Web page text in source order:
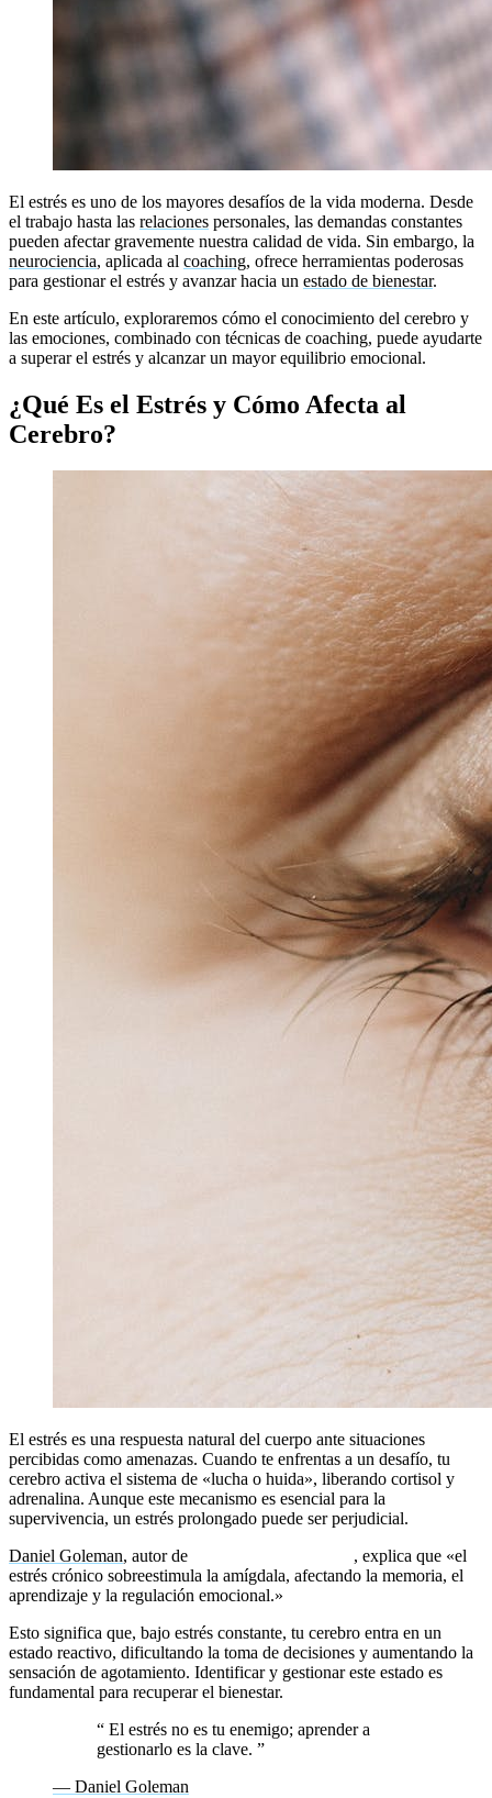
El estrés es uno de los mayores desafíos de la vida moderna. Desde
el trabajo hasta las relaciones personales, las demandas constantes
pueden afectar gravemente nuestra calidad de vida. Sin embargo, la
neurociencia, aplicada al coaching, ofrece herramientas poderosas
para gestionar el estrés y avanzar hacia un estado de bienestar.
En este artículo, exploraremos cómo el conocimiento del cerebro y
las emociones, combinado con técnicas de coaching, puede ayudarte
a superar el estrés y alcanzar un mayor equilibrio emocional.
¿Qué Es el Estrés y Cómo Afecta al
Cerebro?
El estrés es una respuesta natural del cuerpo ante situaciones
percibidas como amenazas. Cuando te enfrentas a un desafío, tu
cerebro activa el sistema de «lucha o huida», liberando cortisol y
adrenalina. Aunque este mecanismo es esencial para la
supervivencia, un estrés prolongado puede ser perjudicial.
Daniel Goleman, autor de
, explica que «el
estrés crónico sobreestimula la amígdala, afectando la memoria, el
aprendizaje y la regulación emocional.»
Esto significa que, bajo estrés constante, tu cerebro entra en un
estado reactivo, dificultando la toma de decisiones y aumentando la
sensación de agotamiento. Identificar y gestionar este estado es
fundamental para recuperar el bienestar.
“ El estrés no es tu enemigo; aprender a
gestionarlo es la clave. ”
— Daniel Goleman